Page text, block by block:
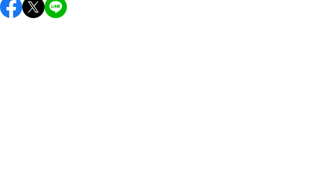
A
※日持ちは目安です。
A
す。小さじ1を目安に加え、お好みの風味になるようご調節く